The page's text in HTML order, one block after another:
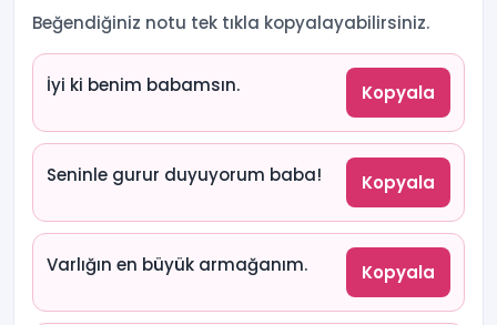
Beğendiğiniz notu tek tıkla kopyalayabilirsiniz.
İyi ki benim babamsın. Kopyala
Seninle gurur duyuyorum baba! Kopyala
Varlığın en büyük armağanım. Kopyala